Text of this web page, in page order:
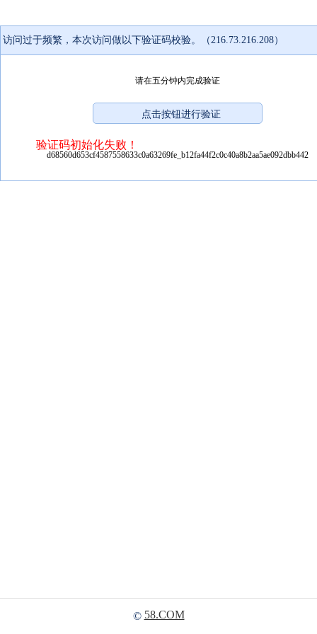
访问过于频繁，本次访问做以下验证码校验。（216.73.216.208）
请在五分钟内完成验证
验证码初始化失败！
d68560d653cf4587558633c0a63269fe_b12fa44f2c0c40a8b2aa5ae092dbb442
© 58.COM